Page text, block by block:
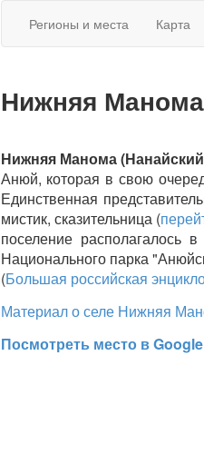
Регионы и места Карта
Нижняя
Нижняя Манома
Анюй, которая в свою
Единственная
мистик, сказительница (
поселение
Национального парка
(Большая российская
Материал о селе Нижняя
Посмотреть место в